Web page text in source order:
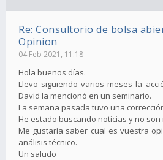
Re: Consultorio de bolsa
Opinion
04 Feb 2021, 11:18
Hola buenos días.
Llevo siguiendo varios meses la
David la mencionó en un seminario.
La semana pasada tuvo una
He estado buscando noticias y no son
Me gustaría saber cual es vuestra
análisis técnico.
Un saludo